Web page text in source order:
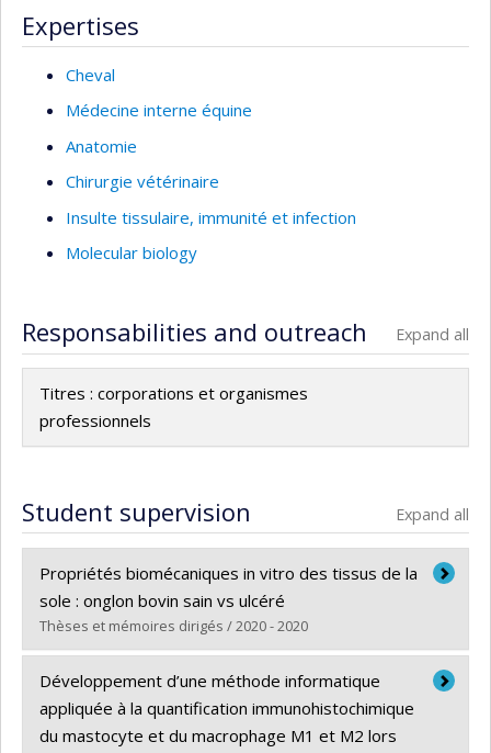
Expertises
Cheval
Médecine interne équine
Anatomie
Chirurgie vétérinaire
Insulte tissulaire, immunité et infection
Molecular biology
Responsabilities and outreach Expand all
Titres : corporations et organismes
professionnels
Student supervision Expand all
Propriétés biomécaniques in vitro des tissus de la
sole : onglon bovin sain vs ulcéré
Thèses et mémoires dirigés / 2020 - 2020
Graduate :Marchionatti, Emma
Cycle :Master's
Grade :M. Sc.
Développement d’une méthode informatique
appliquée à la quantification immunohistochimique
du mastocyte et du macrophage M1 et M2 lors